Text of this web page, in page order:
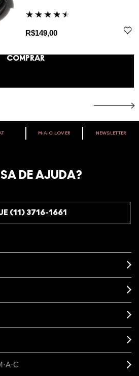
R$149,00
COMPRAR
desconto na sua próxima compra.
M∙A∙C LOVER NEWSLETTER
DE AJUDA?
(11) 3716-1661